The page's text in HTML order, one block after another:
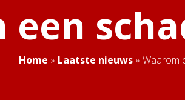
een
Home » Laatste nieuws» Waarom